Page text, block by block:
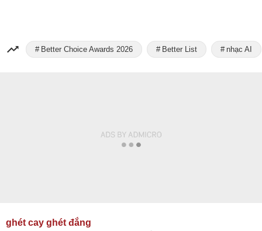
Better Choice Awards 2026 Better List nhạc AI
ghét cay ghét đắng